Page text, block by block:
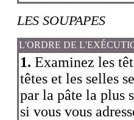
LES SOUPAPES
L'ORDRE DE
1. Examinez les
têtes et les selles
par la pâte la plus
si vous vous